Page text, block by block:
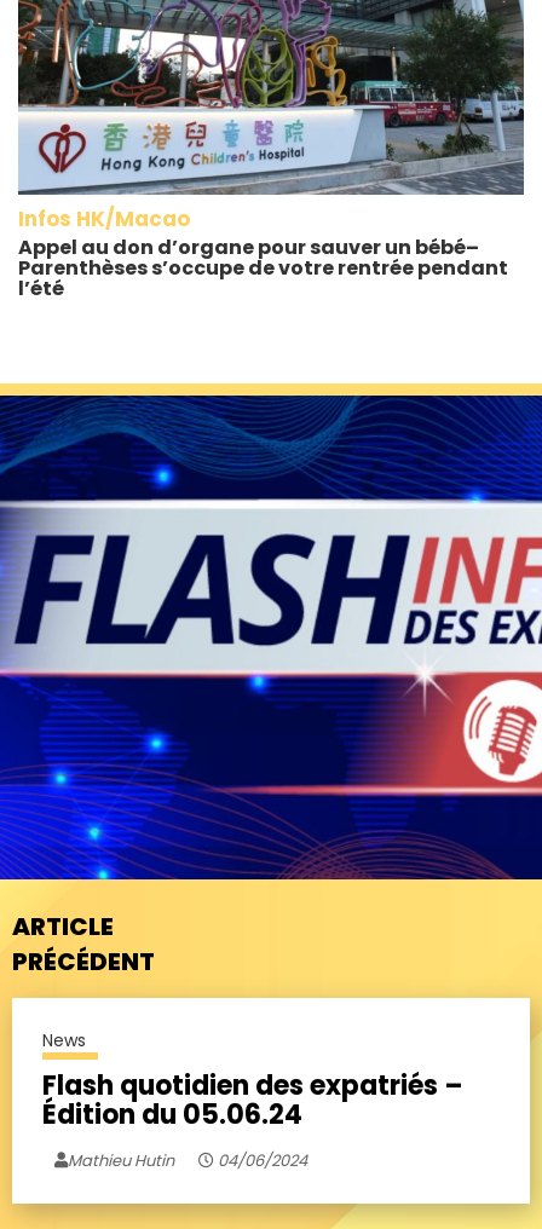
Infos HK/Macao
Appel au don d’organe pour sauver un bébé–
Parenthèses s’occupe de votre rentrée pendant
l’été
ARTICLE
PRÉCÉDENT
News
Flash quotidien des expatriés –
Édition du 05.06.24
Mathieu Hutin 04/06/2024